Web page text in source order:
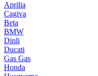
Aprilia
Cagiva
Beta
BMW
Dinli
Ducati
Gas Gas
Honda